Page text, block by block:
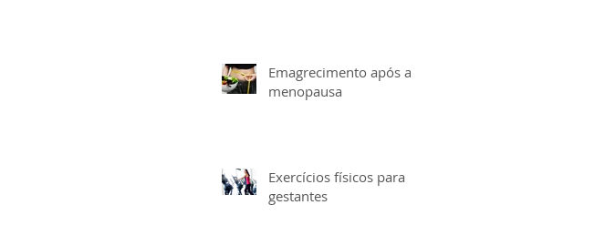
Emagrecimento após a
menopausa
Exercícios físicos para
gestantes